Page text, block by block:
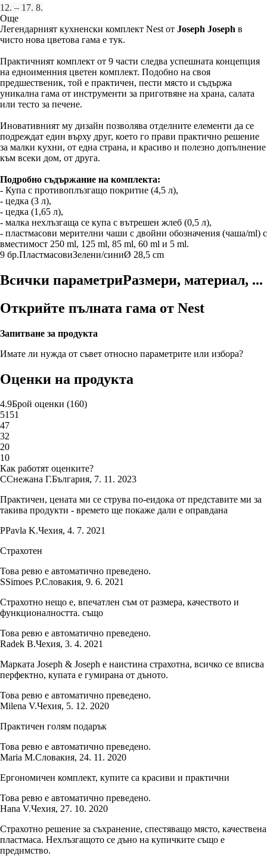
12. – 17. 8.
Още
Легендарният кухненски комплект Nest от Joseph Joseph в
чисто нова цветова гама е тук.
Практичният комплект от 9 части следва успешната концепция
на едноименния цветен комплект. Подобно на своя
предшественик, той е практичен, пести място и съдържа
уникална гама от инструменти за приготвяне на храна, салата
или тесто за печене.
Иновативният му дизайн позволява отделните елементи да се
подреждат един върху друг, което го прави практично решение
за малки кухни, от една страна, и красиво и полезно допълнение
към всеки дом, от друга.
Подробно съдържание на комплекта:
- Купа с противоплъзгащо покритие (4,5 л),
- цедка (3 л),
- цедка (1,65 л),
- малка нехлъзгаща се купа с вътрешен жлеб (0,5 л),
- пластмасови мерителни чаши с двойни обозначения (чаша/ml) с
вместимост 250 ml, 125 ml, 85 ml, 60 ml и 5 ml.
9 бр.ПластмасовиЗелени/синиØ 28,5 cm
Всички параметриРазмери, материал, ...
Открийте пълната гама от Nest
Запитване за продукта
Имате ли нужда от съвет относно параметрите или избора?
Оценки на продукта
4.9Брой оценки (160)
5151
47
32
20
10
Как работят оценките?
ССнежана Г.България, 7. 11. 2023
Практичен, цената ми се струва по-еидока от представите ми за
такива продукти - времето ще покаже дали е оправдана
PPavla K.Чехия, 4. 7. 2021
Страхотен
Това ревю е автоматично преведено.
SSimoes P.Словакия, 9. 6. 2021
Страхотно нещо е, впечатлен съм от размера, качеството и
функционалността. също
Това ревю е автоматично преведено.
Radek B.Чехия, 3. 4. 2021
Марката Joseph & Joseph е наистина страхотна, всичко се вписва
перфектно, купата е гумирана от дъното.
Това ревю е автоматично преведено.
Milena V.Чехия, 5. 12. 2020
Практичен голям подарък
Това ревю е автоматично преведено.
Maria M.Словакия, 24. 11. 2020
Ергономичен комплект, купите са красиви и практични
Това ревю е автоматично преведено.
Hana V.Чехия, 27. 10. 2020
Страхотно решение за съхранение, спестяващо място, качествена
пластмаса. Нехлъзгащото се дъно на купичките също е
предимство.